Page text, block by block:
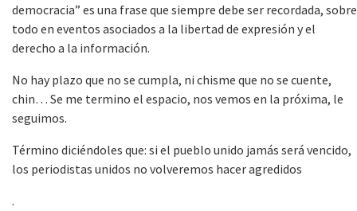
democracia” es una frase que siempre debe ser recordada, sobre
todo en eventos asociados a la libertad de expresión y el
derecho a la información.
No hay plazo que no se cumpla, ni chisme que no se cuente,
chin… Se me termino el espacio, nos vemos en la próxima, le
seguimos.
Término diciéndoles que: si el pueblo unido jamás será vencido,
los periodistas unidos no volveremos hacer agredidos
.